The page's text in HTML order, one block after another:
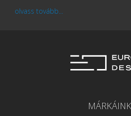
olvass tovább...
MÁRKÁINK